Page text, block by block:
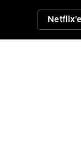
Netflix'e